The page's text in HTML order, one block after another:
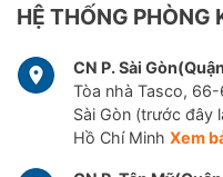
HỆ THỐNG PHÒNG
CN P. Sài
Tòa nhà Tasco,
Sài Gòn (trước đây
Hồ Chí Minh Xem